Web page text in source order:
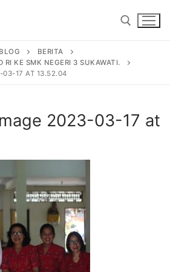
BLOG
BERITA
RI KE SMK NEGERI 3 SUKAWATI.
03-17 AT 13.52.04
2023-03-17 at